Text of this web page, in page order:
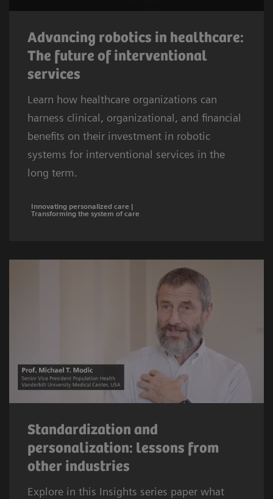
Advancing robotics in healthcare:
The future of interventional
services
Learn how healthcare organizations can
harness clinical, organizational, and financial
benefits on their investment in robotic
systems for interventional services in the
long term.
Innovating personalized care |
Transforming the system of care
Standardization and
personalization: lessons from
other industries
Explore in this Insights series paper what